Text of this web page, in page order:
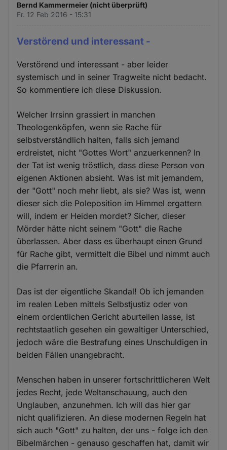
Bernd Kammermeier (nicht überprüft)
Fr. 12 Feb 2016 - 15:31
Verstörend und interessant -
Verstörend und interessant - aber leider
systemisch und in seiner Tragweite nicht bedacht.
So kommentiere ich diese Diskussion.
Welcher Irrsinn grassiert in manchen
Theologenköpfen, wenn sie Rache für
selbstverständlich halten, falls sich jemand
erdreistet, nicht "Gottes Wort" anzuerkennen? In
der Tat ist wenig tröstlich, dass diese Person von
eigenen Aktionen absieht. Was ist mit jemandem,
der "Gott" noch mehr liebt, als sie? Was ist, wenn
dieser sich die Poleposition im Himmel ergattern
will, indem er Heiden mordet? Sicher, dieser
Mörder hätte nicht seinem "Gott" die Rache
überlassen. Aber dass es überhaupt einen Grund
für Rache gibt, vermittelt die Bibel und nimmt auch
die Pfarrerin an.
Das ist der eigentliche Skandal! Ob ich jemanden
im realen Leben mittels Selbstjustiz oder von
einem ordentlichen Gericht aburteilen lasse, ist
rechtstaatlich gesehen ein gewaltiger Unterschied,
jedoch wäre die Bestrafung eines Unschuldigen in
beiden Fällen unangebracht.
Menschen haben in unserer fortschrittlicheren Welt
jedes Recht, jede Weltanschauung, auch den
Unglauben, anzunehmen. Ich will das hier gar
nicht qualifizieren. An diese modernen Regeln hat
sich auch "Gott" zu halten, der uns - folge ich den
Bibelmärchen - genauso geschaffen hat, damit wir